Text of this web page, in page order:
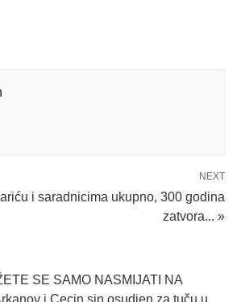
NEXT
i saradnicima ukupno, 300 godina
zatvora... »
SE SAMO NASMIJATI NA
i Cecin sin osudjen za tuču u